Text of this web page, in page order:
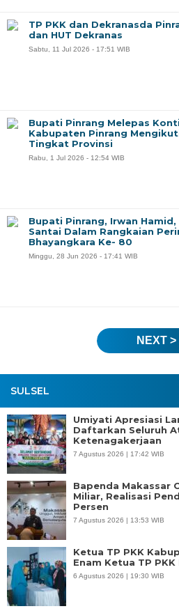
SULSEL
Umiyati Apresiasi
Daftarkan Seluruh
Ketenagakerjaan
7 Agustus 2026 | 17:42 WIB
Bapenda Makassar
Miliar, Realisasi
Persen
7 Agustus 2026 | 13:53 WIB
Ketua TP PKK
Enam Ketua TP
6 Agustus 2026 | 19:30 WIB
TP PKK dan Dekranasda
dan HUT Dekranas
Sabtu, 11 Jul 2026 - 17:51 WIB
Bupati Pinrang Melepas
Kabupaten Pinrang
Tingkat Provinsi
Rabu, 1 Jul 2026 - 12:54 WIB
Bupati Pinrang, Irwan
Santai Dalam Rangkaian
Bhayangkara Ke- 80
Minggu, 28 Jun 2026 - 17:41 WIB
NEXT >